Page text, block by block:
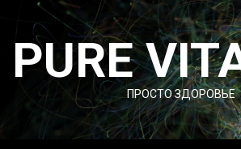
Перейти
содержимому
PURE
ПРОСТО ЗДОРОВЬЕ